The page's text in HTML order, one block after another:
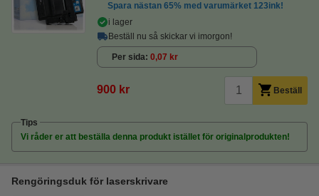
Spara nästan 65% med varumärket 123ink!
i lager
Beställ nu så skickar vi imorgon!
Per sida 0,07 kr
900 kr Beställ
Tips
Vi råder er att beställa denna produkt istället för originalprodukten!
Rengöringsduk för laserskrivare